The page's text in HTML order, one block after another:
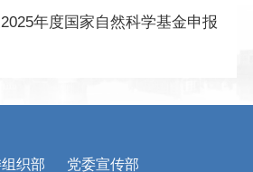
年度国家自然科学基金申报
织部
党委宣传部